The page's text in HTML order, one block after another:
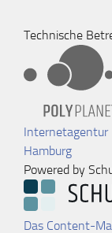
Technische
Internetagentur
Hamburg
Powered by
Das Content-